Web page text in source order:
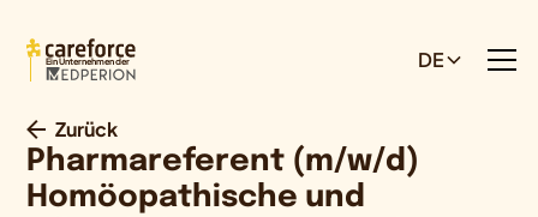
Ein Unternehmen der DE
Zurück
Pharmareferent (m/w/d)
Homöopathische und